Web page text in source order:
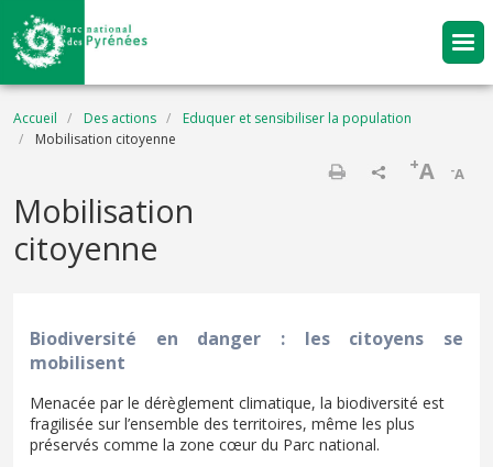
Aller au contenu principal
Fil d'Ariane
Accueil Des actions
Eduquer et sensibiliser la population
Mobilisation citoyenne
-A
+A
Mobilisation
citoyenne
Biodiversité en danger : les citoyens se
mobilisent
Menacée par le dérèglement climatique, la biodiversité est
fragilisée sur l’ensemble des territoires, même les plus
préservés comme la zone cœur du Parc national.